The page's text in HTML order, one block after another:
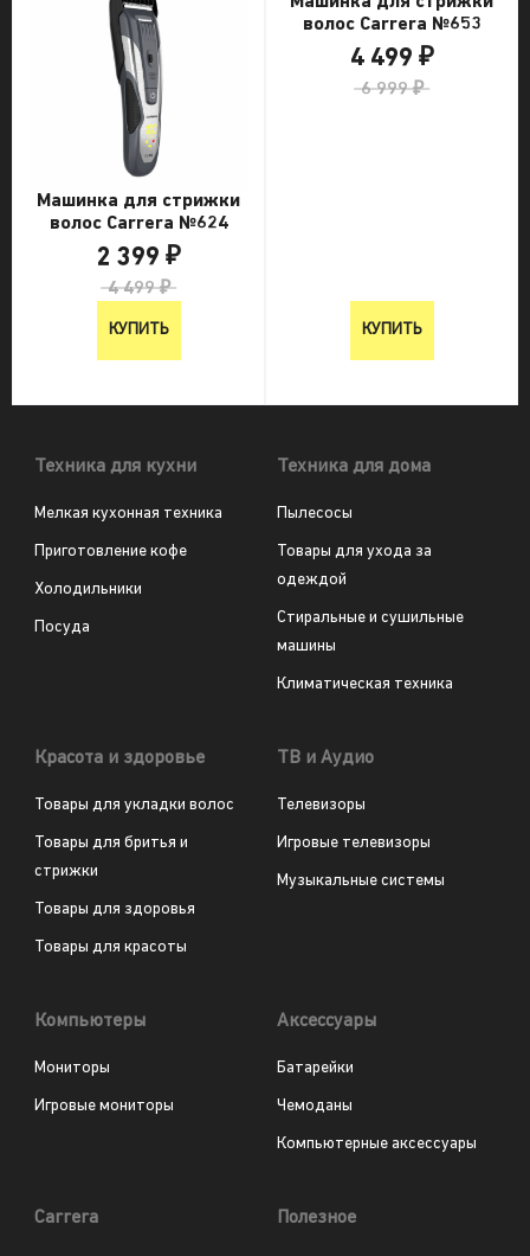
Машинка для стрижки
волос Carrera №624
2 399 ₽
4 499 ₽
КУПИТЬ
волос Carrera №653
4 499 ₽
6 999 ₽
КУПИТЬ
Техника для кухни
Мелкая кухонная техника
Приготовление кофе
Холодильники
Посуда
Техника для дома
Пылесосы
Товары для ухода за
одеждой
Стиральные и сушильные
машины
Климатическая техника
Красота и здоровье
Товары для укладки волос
Товары для бритья и
стрижки
Товары для здоровья
Товары для красоты
ТВ и Аудио
Телевизоры
Игровые телевизоры
Музыкальные системы
Компьютеры
Мониторы
Игровые мониторы
Аксессуары
Батарейки
Чемоданы
Компьютерные аксессуары
Carrera Полезное